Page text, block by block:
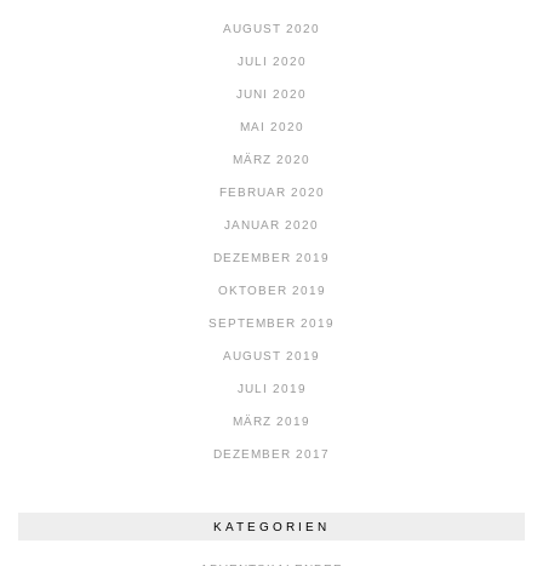
AUGUST 2020
JULI 2020
JUNI 2020
MAI 2020
MÄRZ 2020
FEBRUAR 2020
JANUAR 2020
DEZEMBER 2019
OKTOBER 2019
SEPTEMBER 2019
AUGUST 2019
JULI 2019
MÄRZ 2019
DEZEMBER 2017
KATEGORIEN